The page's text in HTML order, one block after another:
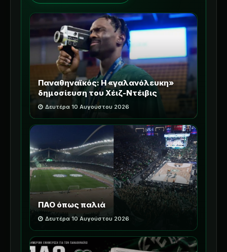
Παναθηναϊκός: Η «γαλανόλευκη»
δημοσίευση του Χέιζ-Ντέιβις
Δευτέρα 10 Αυγούστου 2026
ΠΑΟ όπως παλιά
Δευτέρα 10 Αυγούστου 2026